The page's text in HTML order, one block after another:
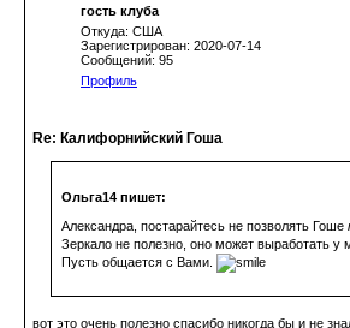
гость клуба
Откуда: США
Зарегистрирован: 2020-07-14
Сообщений: 95
Профиль
Re: Калифорнийский Гоша
Ольга14 пишет:
Александра, постарайтесь не позволять Гоше
Зеркало не полезно, оно может выработать у
Пусть общается с Вами.
вот это очень полезно спасибо никогда бы и не